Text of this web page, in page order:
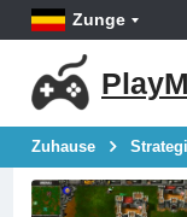
Zunge
Zuhause